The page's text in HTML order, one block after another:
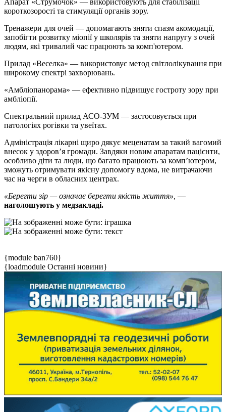
Апарат «Струмочок» — використовують для стабілізації
короткозорості та стимуляції органів зору.
Тренажери для очей — допомагають зняти спазм акомодації,
запобігти розвитку міопії у школярів та зняти напругу з очей
людям, які тривалий час працюють за комп'ютером.
Прилад «Веселка» — використовує метод світлолікування при
широкому спектрі захворювань.
«Амбліопанорама» — ефективно підвищує гостроту зору при
амбліопії.
Спектральний прилад АСО-3УМ — застосовується при
патологіях рогівки та увеїтах.
Адміністрація лікарні щиро дякує меценатам за такий вагомий
внесок у здоров’я громади. Завдяки новим апаратам пацієнти,
особливо діти та люди, що багато працюють за комп’ютером,
зможуть отримувати якісну допомогу вдома, не витрачаючи
час на черги в обласних центрах.
«Берегти зір — означає берегти якість життя», —
наголошують у медзакладі.
{module ban760}
{loadmodule Останні новини}